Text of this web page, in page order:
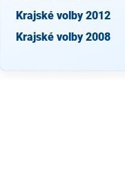
Krajské volby 2012
Krajské volby 2008